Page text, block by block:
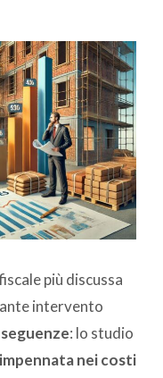
più discussa
intervento
: lo studio
impennata nei costi